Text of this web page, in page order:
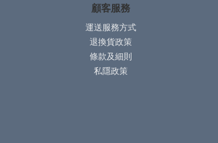
顧客服務
運送服務方式
退換貨政策
條款及細則
私隱政策